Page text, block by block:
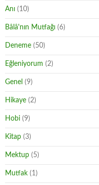
Anı (10)
Bâlâ'nın Mutfağı (6)
Deneme (50)
Eğleniyorum (2)
Genel (9)
Hikaye (2)
Hobi (9)
Kitap (3)
Mektup (5)
Mutfak (1)